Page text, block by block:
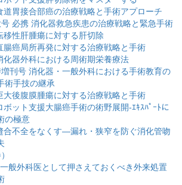
道胃接合部癌の治療戦略と手術アプローチ
必携 消化器救急疾患の治療戦略と緊急手術
移性肝腫瘍に対する肝切除
腸癌局所再発に対する治療戦略と手術
化器外科における周術期栄養療法
刊号 消化器・一般外科における手術教育の
術手技の継承
大後腹膜腫瘍に対する治療戦略と手術
ボット支援大腸癌手術の術野展開-ｴｷｽﾊﾟｰﾄに
の極意
合不全をなくす―漏れ・狭窄を防ぐ消化管吻
般外科医として押さえておくべき外来処置